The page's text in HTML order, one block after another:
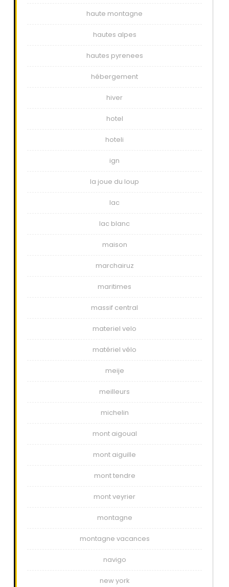
haute montagne
hautes alpes
hautes pyrenees
hébergement
hiver
hotel
hoteli
ign
la joue du loup
lac
lac blanc
maison
marchairuz
maritimes
massif central
materiel velo
matériel vélo
meije
meilleurs
michelin
mont aigoual
mont aiguille
mont tendre
mont veyrier
montagne
montagne vacances
navigo
new york